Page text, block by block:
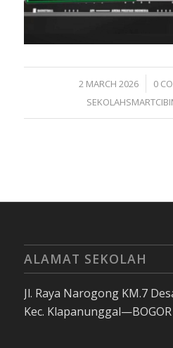
2 MARCH 2026
/ 0
ALAMAT SEKOLAH
Jl. Raya Narogong KM.7
Kec.